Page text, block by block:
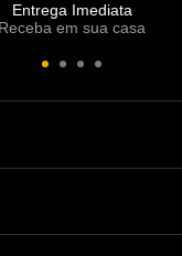
Entrega Imediata
Receba em sua casa